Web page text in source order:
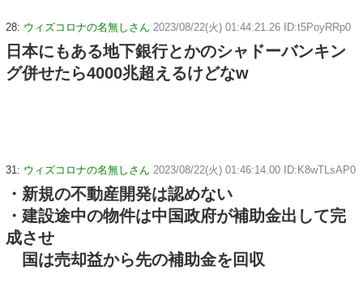
28: ウィズコロナの名無しさん 2023/08/22(火) 01:44:21.26 ID:t5PoyRRp0
日本にもある地下銀行とかのシャドーバンキン
グ併せたら4000兆超えるけどなw
31: ウィズコロナの名無しさん 2023/08/22(火) 01:46:14.00 ID:K8wTLsAP0
・新規の不動産開発は認めない
・建設途中の物件は中国政府が補助金出して完
成させ
国は売却益から先の補助金を回収